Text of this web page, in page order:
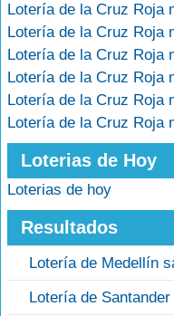
Lotería de la Cruz Roja
Lotería de la Cruz Roja
Lotería de la Cruz Roja
Lotería de la Cruz Roja
Lotería de la Cruz Roja
Lotería de la Cruz Roja
Loterias de Hoy
Loterias de hoy
Resultados
Lotería de Medellín
Lotería de